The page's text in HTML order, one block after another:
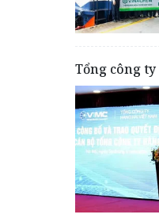
Tổng công